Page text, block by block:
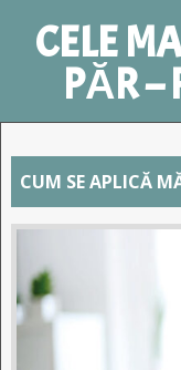
CELE
PĂR –
CUM SE APLICĂ